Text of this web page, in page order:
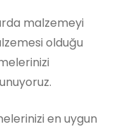
malzemeyi
olduğu
en uygun